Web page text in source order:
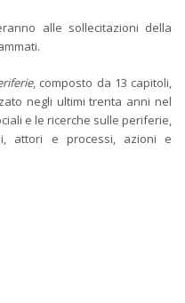
alle sollecitazioni della
, composto da 13 capitoli,
negli ultimi trenta anni nel
e le ricerche sulle periferie,
attori e processi, azioni e